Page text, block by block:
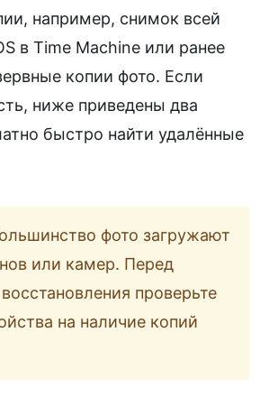
например, снимок всей
в Time Machine или ранее
копии фото. Если
ниже приведены два
быстро найти удалённые
фото загружают
или камер. Перед
проверьте
на наличие копий